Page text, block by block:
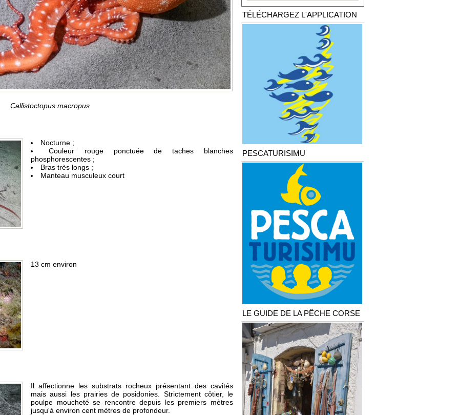
Callistoctopus macropus
Nocturne ;
Couleur rouge ponctuée de taches blanches
phosphorescentes ;
Bras très longs ;
Manteau musculeux court
13 cm environ
Il affectionne les substrats rocheux présentant des cavités
mais aussi les prairies de posidonies. Strictement côtier, le
poulpe moucheté se rencontre depuis les premiers mètres
jusqu'à environ cent mètres de profondeur.
TÉLÉCHARGEZ L'APPLICATION
PESCATURISIMU
LE GUIDE DE LA PÊCHE CORSE